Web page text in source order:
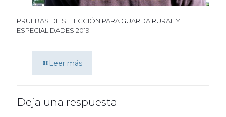
PRUEBAS DE SELECCIÓN PARA GUARDA RURAL Y
ESPECIALIDADES 2019
Leer más
Deja una respuesta